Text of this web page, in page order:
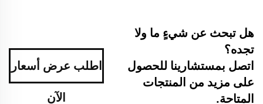
هل تبحث عن شيءٍ ما ولا
تجده؟
اتصل بمستشارينا للحصول
على مزيد من المنتجات
المتاحة.
اطلب عرض أسعار
الآن